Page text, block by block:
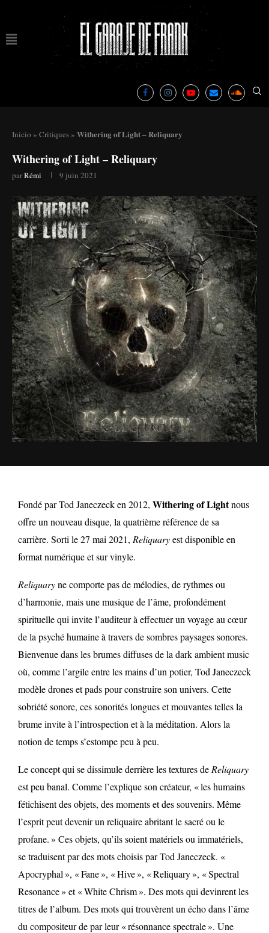
Inicio » Critiques » Withering of Light – Reliquary
Withering of Light – Reliquary
parRémi 9 juin 2021
Fondé par Tod Janeczeck en 2012, Withering of Lightnous
offre un nouveau disque, la quatrième référence de sa
carrière. Sorti le 27 mai 2021, Reliquaryest disponible en
format numérique et sur vinyle.
Reliquaryne comporte pas de mélodies, de rythmes ou
d’harmonie, mais une musique de l’âme, profondément
spirituelle qui invite l’auditeur à effectuer un voyage au cœur
de la psyché humaine à travers de sombres paysages sonores.
Bienvenue dans les brumes diffuses de la dark ambient music
où, comme l’argile entre les mains d’un potier, Tod Janeczeck
modèle drones et pads pour construire son univers. Cette
sobriété sonore, ces sonorités longues et mouvantes telles la
brume invite à l’introspection et à la méditation. Alors la
notion de temps s’estompe peu à peu.
Le concept qui se dissimule derrière les textures de Reliquary
est peu banal. Comme l’explique son créateur, « les humains
fétichisent des objets, des moments et des souvenirs. Même
l’esprit peut devenir un reliquaire abritant le sacré ou le
profane. » Ces objets, qu’ils soient matériels ou immatériels,
se traduisent par des mots choisis par Tod Janeczeck. «
Apocryphal », « Fane », « Hive », « Reliquary », « Spectral
Resonance » et « White Chrism ». Des mots qui devinrent les
titres de l’album. Des mots qui trouvèrent un écho dans l’âme
du compositeur de par leur « résonnance spectrale ». Une